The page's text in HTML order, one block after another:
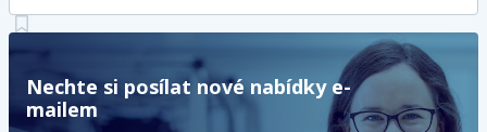
Nechte si posílat nové nabídky e-
mailem